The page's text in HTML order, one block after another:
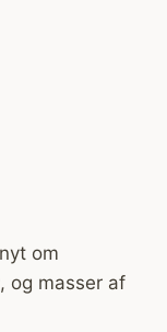
om
, og masser af